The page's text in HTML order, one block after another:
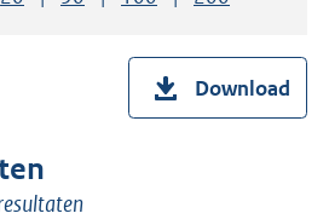
Download